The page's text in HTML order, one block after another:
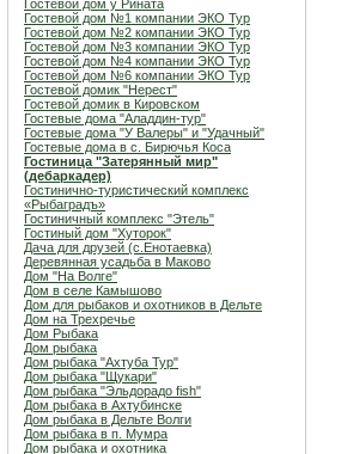
Гостевой дом у Рината
Гостевой дом №1 компании ЭКО Тур
Гостевой дом №2 компании ЭКО Тур
Гостевой дом №3 компании ЭКО Тур
Гостевой дом №4 компании ЭКО Тур
Гостевой дом №6 компании ЭКО Тур
Гостевой домик "Нерест"
Гостевой домик в Кировском
Гостевые дома "Аладдин-тур"
Гостевые дома "У Валеры" и "Удачный"
Гостевые дома в с. Бирючья Коса
Гостиница "Затерянный мир"
(дебаркадер)
Гостинично-туристический комплекс
«Рыбаградъ»
Гостиничный комплекс "Этель"
Гостиный дом "Хуторок"
Дача для друзей (с.Енотаевка)
Деревянная усадьба в Маково
Дом "На Волге"
Дом в селе Камышово
Дом для рыбаков и охотников в Дельте
Дом на Трехречье
Дом Рыбака
Дом рыбака
Дом рыбака "Ахтуба Тур"
Дом рыбака "Щукари"
Дом рыбака "Эльдорадо fish"
Дом рыбака в Ахтубинске
Дом рыбака в Дельте Волги
Дом рыбака в п. Мумра
Дом рыбака и охотника